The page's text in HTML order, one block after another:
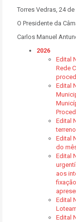
Torres Vedras, 24
O Presidente da
Carlos Manuel
2026
Edital
Rede
Edital
Edital
Edital
do
Edital
aos
Edital
Edital